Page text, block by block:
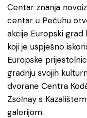
Centar znanja
centar u Pečuhu
akcije Europski
koji je uspješno
Europske
gradnju svojih
dvorane Centra
Zsolnay s
galerijom.